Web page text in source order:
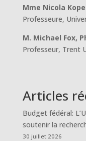
Mme Nicola
Professeure,
M. Michael Fox,
Professeur, Trent
Articles
Budget fédéral:
soutenir la
30 juillet 2026